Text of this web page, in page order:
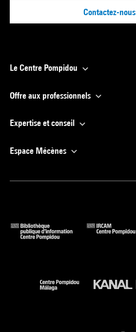
Contactez-nous
Le Centre Pompidou
Offre aux professionnels
Expertise et conseil
Espace Mécènes